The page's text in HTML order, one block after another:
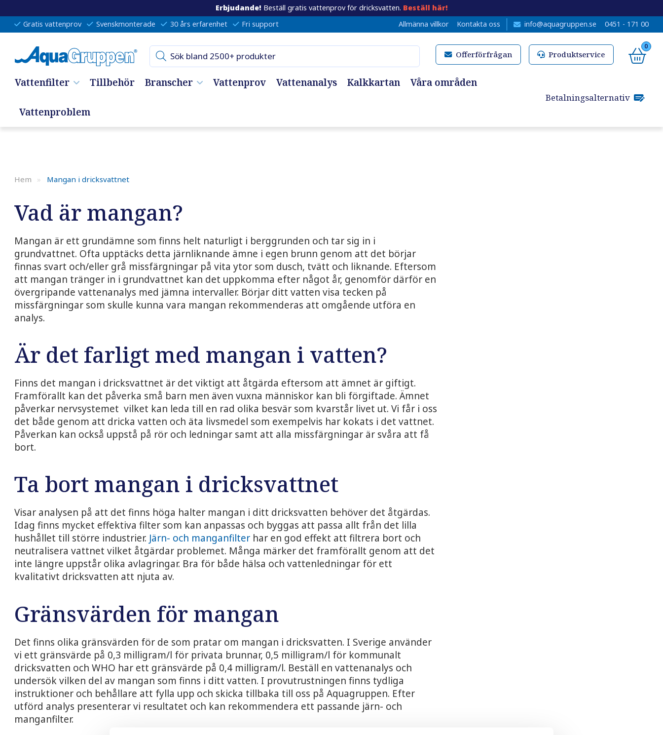
Erbjudande! Beställ gratis vattenprov för dricksvatten. Beställ här!
Gratis vattenprov
Svenskmonterade 30 års erfarenhet Fri support Allmänna villkor Kontakta oss info@aquagruppen.se 0451 - 171 00
Offerförfrågan Produktservice
0
Vattenfilter Tillbehör Branscher Vattenprov Vattenanalys Kalkkartan Våra områden
Vattenproblem
Betalningsalternativ
Hem » Mangan i dricksvattnet
Vad är mangan?
Mangan är ett grundämne som finns helt naturligt i berggrunden och tar sig in i
grundvattnet. Ofta upptäcks detta järnliknande ämne i egen brunn genom att det börjar
finnas svart och/eller grå missfärgningar på vita ytor som dusch, tvätt och liknande. Eftersom
att mangan tränger in i grundvattnet kan det uppkomma efter något år, genomför därför en
övergripande vattenanalys med jämna intervaller. Börjar ditt vatten visa tecken på
missfärgningar som skulle kunna vara mangan rekommenderas att omgående utföra en
analys.
Är det farligt med mangan i vatten?
Finns det mangan i dricksvattnet är det viktigt att åtgärda eftersom att ämnet är giftigt.
Framförallt kan det påverka små barn men även vuxna människor kan bli förgiftade. Ämnet
påverkar nervsystemet vilket kan leda till en rad olika besvär som kvarstår livet ut. Vi får i oss
det både genom att dricka vatten och äta livsmedel som exempelvis har kokats i det vattnet.
Påverkan kan också uppstå på rör och ledningar samt att alla missfärgningar är svåra att få
bort.
Ta bort mangan i dricksvattnet
Visar analysen på att det finns höga halter mangan i ditt dricksvatten behöver det åtgärdas.
Idag finns mycket effektiva filter som kan anpassas och byggas att passa allt från det lilla
hushållet till större industrier. Järn- och manganfilterhar en god effekt att filtrera bort och
neutralisera vattnet vilket åtgärdar problemet. Många märker det framförallt genom att det
inte längre uppstår olika avlagringar. Bra för både hälsa och vattenledningar för ett
kvalitativt dricksvatten att njuta av.
Gränsvärden för mangan
Det finns olika gränsvärden för de som pratar om mangan i dricksvatten. I Sverige använder
vi ett gränsvärde på 0,3 milligram/l för privata brunnar, 0,5 milligram/l för kommunalt
dricksvatten och WHO har ett gränsvärde på 0,4 milligram/l. Beställ en vattenanalys och
undersök vilken del av mangan som finns i ditt vatten. I provutrustningen finns tydliga
instruktioner och behållare att fylla upp och skicka tillbaka till oss på Aquagruppen. Efter
utförd analys presenterar vi resultatet och kan rekommendera ett passande järn- och
manganfilter.